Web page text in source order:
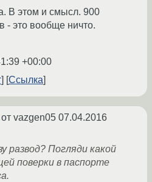
В этом и смысл. 900
- это вообще ничто.
+00:00
Ссылка
от vazgen05 07.04.2016
развод? Погляди какой
поверки в паспорте